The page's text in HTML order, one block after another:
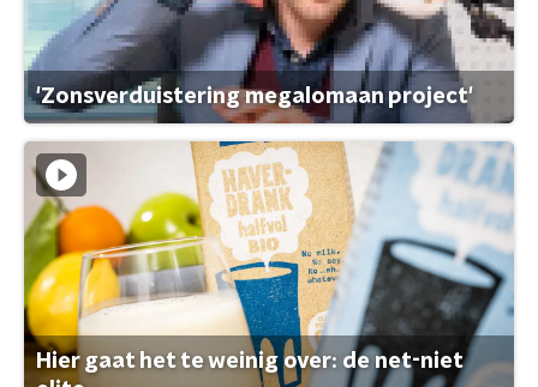
'Zonsverduistering megalomaan project'
Hier gaat het te weinig over: de net-niet